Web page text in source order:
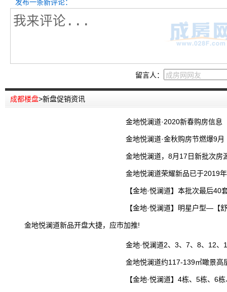
发布一条新评论：
留言人：
成都楼盘>新盘促销资讯
金地悦澜道·2020新春购房信息
金地悦澜道·金秋购房节燃爆9月
金地悦澜道，8月17日新批次房
金地悦澜道荣耀新品已于2019
【金地·悦澜道】本批次最后
【金地·悦澜道】明星户型—【
金地悦澜道新品开盘大捷，应市加推!
金地·悦澜道2、3、7、8、12、
金地悦澜道约117-139㎡瞰景高
【金地·悦澜道】4栋、5栋、6